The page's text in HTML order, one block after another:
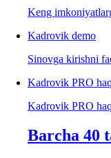
Keng
Kadrovik demo
Sinovga kirishni
Kadrovik PRO
Kadrovik PRO
Barcha 40